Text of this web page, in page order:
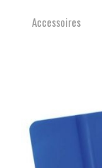
Accessoires